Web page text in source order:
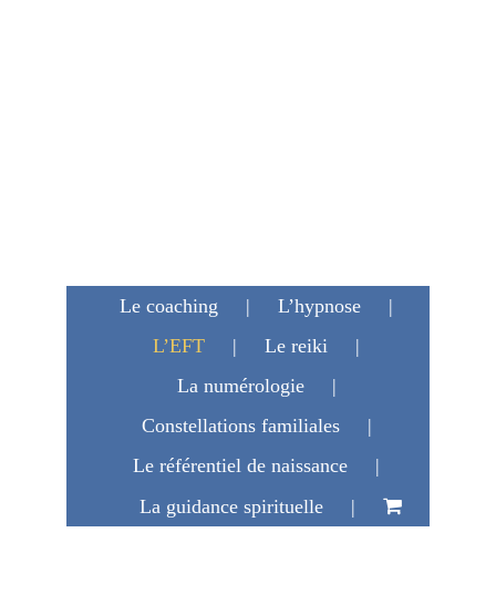
Le coaching
L’hypnose
L’EFT
Le reiki
La numérologie
Constellations familiales
Le référentiel de naissance
La guidance spirituelle